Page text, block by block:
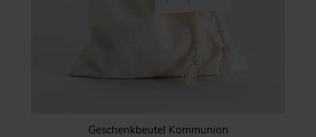
Geschenkbeutel Kommunion